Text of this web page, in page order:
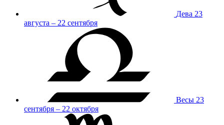
Дева 23
августа – 22 сентября
Весы 23
сентября – 22 октября